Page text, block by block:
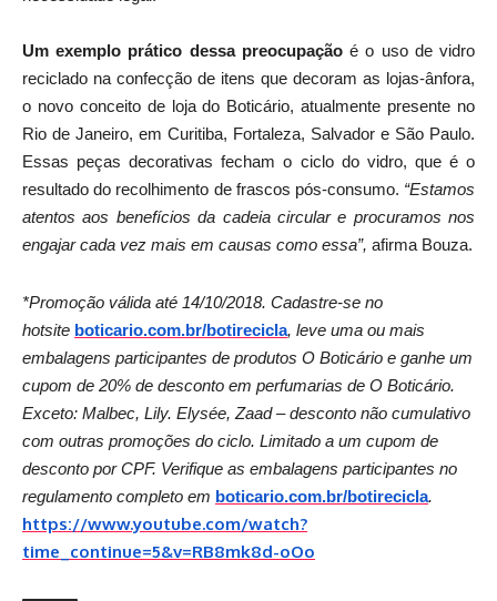
Um exemplo prático dessa preocupaçãoé o uso de vidro
reciclado na confecção de itens que decoram as lojas-ânfora,
o novo conceito de loja do Boticário, atualmente presente no
Rio de Janeiro, em Curitiba, Fortaleza, Salvador e São Paulo.
Essas peças decorativas fecham o ciclo do vidro, que é o
resultado do recolhimento de frascos pós-consumo. “Estamos
atentos aos benefícios da cadeia circular e procuramos nos
engajar cada vez mais em causas como essa”, afirma Bouza.
*Promoção válida até 14/10/2018. Cadastre-se no
hotsite boticario.com.br/botirecicla, leve uma ou mais
embalagens participantes de produtos O Boticário e ganhe um
cupom de 20% de desconto em perfumarias de O Boticário.
Exceto: Malbec, Lily. Elysée, Zaad – desconto não cumulativo
com outras promoções do ciclo. Limitado a um cupom de
desconto por CPF. Verifique as embalagens participantes no
regulamento completo em boticario.com.br/botirecicla.
https://www.youtube.com/watch?
time_continue=5&v=RB8mk8d-oOo